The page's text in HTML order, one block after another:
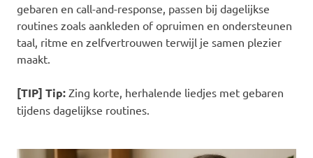
gebaren en call-and-response, passen bij dagelijkse
routines zoals aankleden of opruimen en ondersteunen
taal, ritme en zelfvertrouwen terwijl je samen plezier
maakt.
[TIP] Tip: Zing korte, herhalende liedjes met gebaren
tijdens dagelijkse routines.